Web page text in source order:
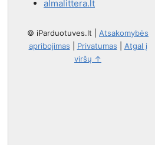
almalittera.lt
© iParduotuves.lt
Atsakomybės
apribojimas
Privatumas
Atgal į
viršų ↑